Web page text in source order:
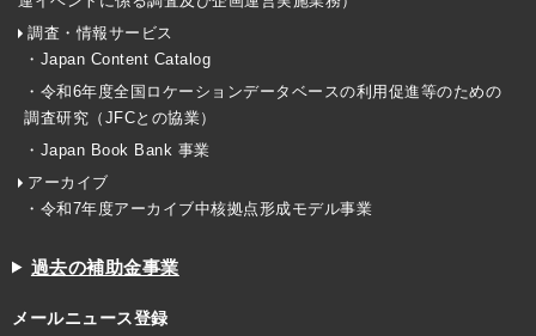
調査・情報サービス
・Japan Content Catalog
・令和6年度全国ロケーションデータベースの利用促進等のための
調査研究（JFCとの協業）
・Japan Book Bank 事業
アーカイブ
・令和7年度アーカイブ中核拠点形成モデル事業
過去の補助金事業
メールニュース登録